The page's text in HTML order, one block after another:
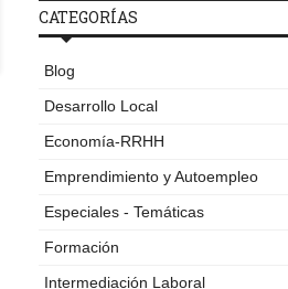
CATEGORÍAS
Blog
Desarrollo Local
Economía-RRHH
Emprendimiento y Autoempleo
Especiales - Temáticas
Formación
Intermediación Laboral